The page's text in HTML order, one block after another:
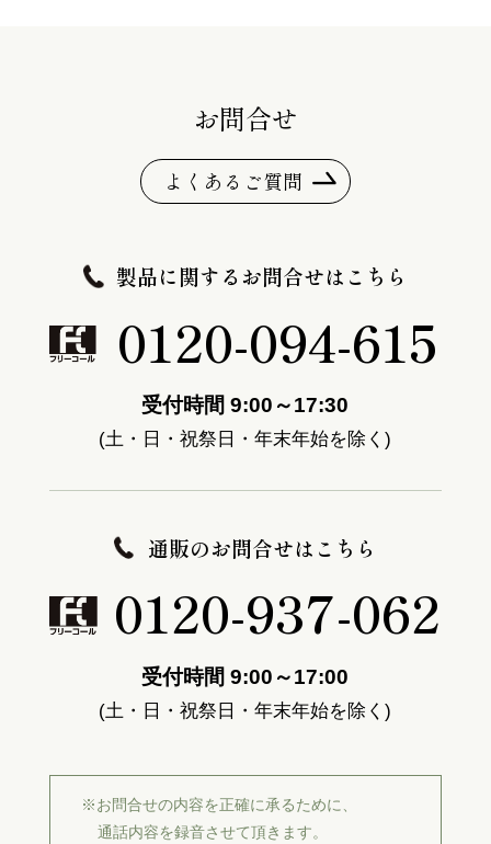
お問合せ
よくあるご質問
製品に関するお問合せはこちら
0120-094-615
受付時間 9:00～17:30
(土・日・祝祭日・年末年始を除く)
通販のお問合せはこちら
0120-937-062
受付時間 9:00～17:00
(土・日・祝祭日・年末年始を除く)
※お問合せの内容を正確に承るために、
通話内容を録音させて頂きます。